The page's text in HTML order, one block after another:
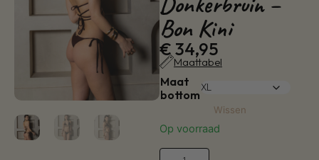
Bon Kini
€34,95
Maattabel
Maat
bottom
Wissen
Op voorraad